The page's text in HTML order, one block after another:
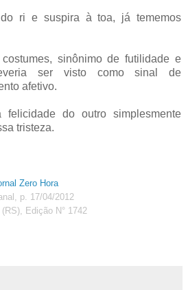
ri e suspira à toa, já tememos
sinônimo de futilidade e
ser visto como sinal de
afetivo.
do outro simplesmente
tristeza.
Zero Hora
p. 17/04/2012
Edição N° 1742